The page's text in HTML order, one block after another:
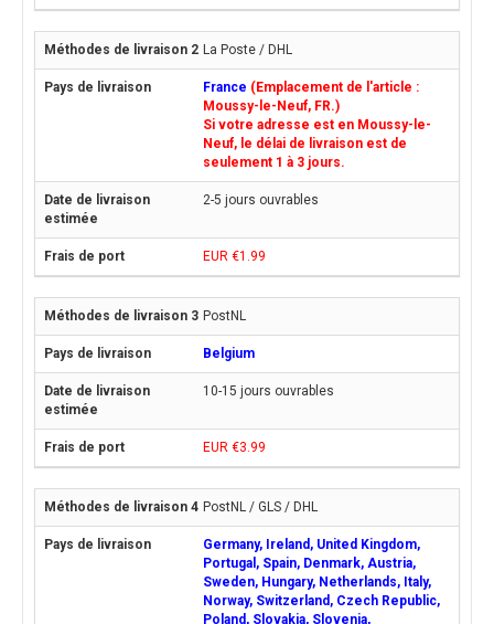
La Poste / DHL
France (Emplacement de l'article :
Moussy-le-Neuf, FR.)
Si votre adresse est en Moussy-le-
Neuf, le délai de livraison est de
seulement 1 à 3 jours.
2-5 jours ouvrables
EUR €1.99
PostNL
Belgium
10-15 jours ouvrables
EUR €3.99
PostNL / GLS / DHL
Germany, Ireland, United Kingdom,
Portugal, Spain, Denmark, Austria,
Sweden, Hungary, Netherlands, Italy,
Norway, Switzerland, Czech Republic,
Poland, Slovakia, Slovenia,